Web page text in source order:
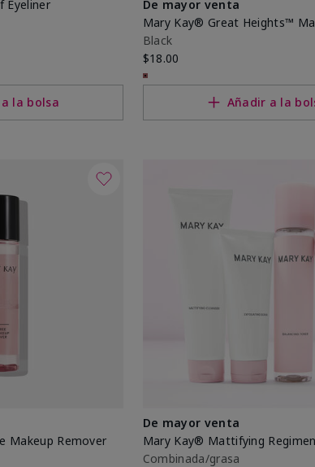
Eyeliner
la bolsa
De mayor venta
Mary Kay® Great Heights™
Black
$18.00
Añadir a la
Makeup Remover
De mayor venta
Mary Kay® Mattifying Regimen
Combinada/grasa